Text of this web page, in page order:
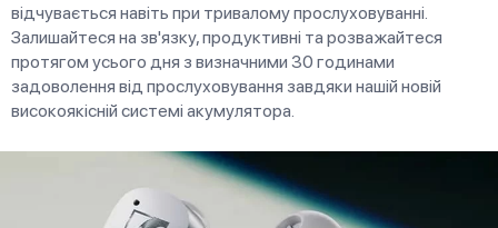
відчувається навіть при тривалому прослуховуванні.
Залишайтеся на зв'язку, продуктивні та розважайтеся
протягом усього дня з визначними 30 годинами
задоволення від прослуховування завдяки нашій новій
високоякісній системі акумулятора.